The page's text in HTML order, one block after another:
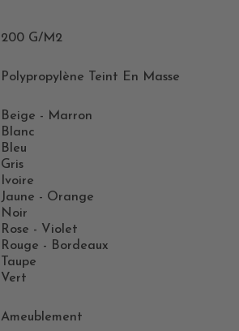
200 G/m2
Polypropylène Teint En Masse
Beige - Marron
Blanc
Bleu
Gris
Ivoire
Jaune - Orange
Noir
Rose - Violet
Rouge - Bordeaux
Taupe
Vert
Ameublement